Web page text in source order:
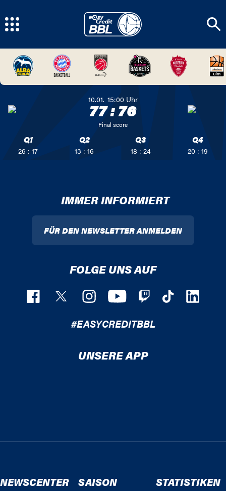
10.01. 15:00 Uhr
77:76
Final score
Q1
26 : 17
Q2
13 : 16
Q3
18 : 24
Q4
20 : 19
IMMER INFORMIERT
FÜR DEN NEWSLETTER ANMELDEN
FOLGE UNS AUF
#EASYCREDITBBL
UNSERE APP
NEWSCENTER SAISON STATISTIKEN